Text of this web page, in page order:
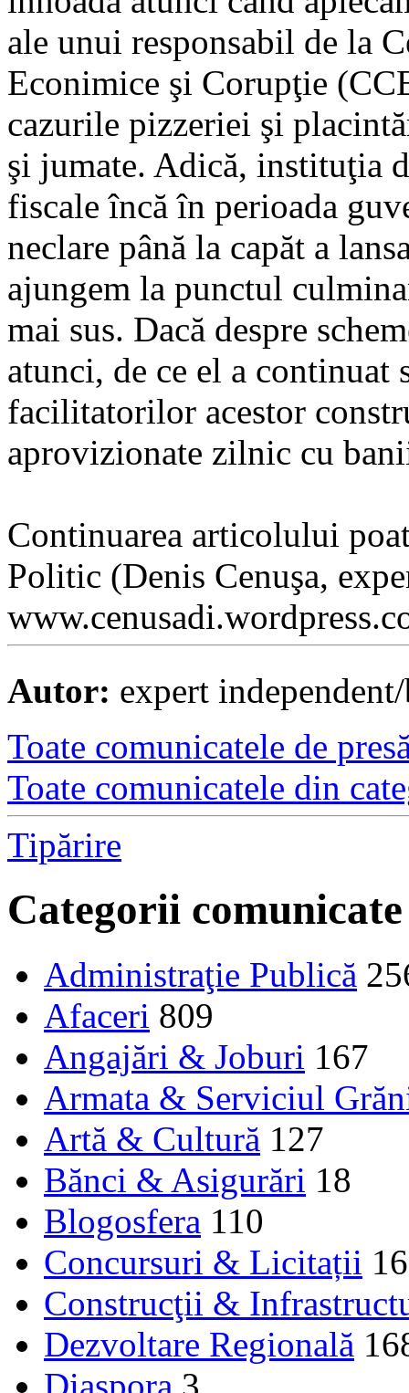
ale unui responsabil de la
Econimice şi Corupţie
cazurile pizzeriei şi
şi jumate. Adică, instituţia
fiscale încă în perioada
neclare până la capăt a
ajungem la punctul
mai sus. Dacă despre
atunci, de ce el a continuat
facilitatorilor acestor
aprovizionate zilnic cu
Continuarea articolului
Politic (Denis Cenuşa,
Autor: expert
Toate comunicatele de
Toate comunicatele din
Tipărire
Categorii comunicate
Administraţie Publică
Afaceri 809
Angajări & Joburi 167
Armata & Serviciul
Artă & Cultură 127
Bănci & Asigurări 18
Blogosfera 110
Concursuri & Licitații 16
Construcţii &
Dezvoltare Regională
Diaspora 3